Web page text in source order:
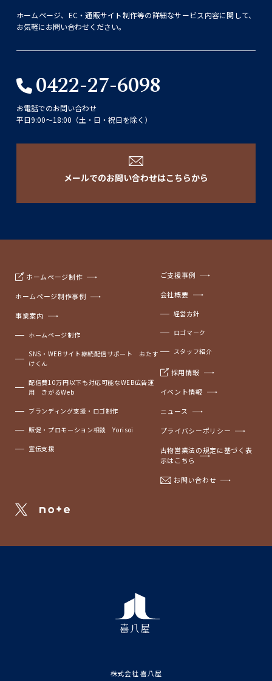
ホームページ、EC・通販サイト制作等の詳細なサービス内容に関して、
お気軽にお問い合わせください。
0422-27-6098
お電話でのお問い合わせ
平日9:00〜18:00（土・日・祝日を除く）
メールでのお問い合わせはこちらから
ホームページ制作
ホームページ制作事例
事業案内
ホームページ制作
SNS・WEBサイト継続配信サポート おたす
けくん
配信費10万円以下も対応可能なWEB広告運
用 きがるWeb
ブランディング支援・ロゴ制作
販促・プロモーション相談 Yorisoi
宣伝支援
ご支援事例
会社概要
経営方針
ロゴマーク
スタッフ紹介
採用情報
イベント情報
ニュース
プライバシーポリシー
古物営業法の規定に基づく表
示はこちら
お問い合わせ
株式会社 喜八屋